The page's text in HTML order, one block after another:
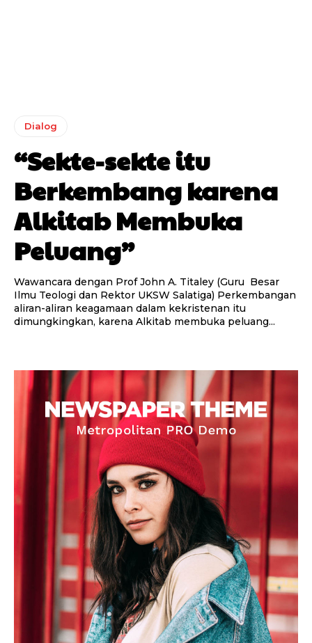
Dialog
“Sekte-sekte itu
Berkembang karena
Alkitab Membuka
Peluang”
Wawancara dengan Prof John A. Titaley (Guru Besar
Ilmu Teologi dan Rektor UKSW Salatiga) Perkembangan
aliran-aliran keagamaan dalam kekristenan itu
dimungkingkan, karena Alkitab membuka peluang...